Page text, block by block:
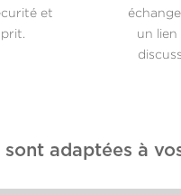
et
un lien
adaptées à